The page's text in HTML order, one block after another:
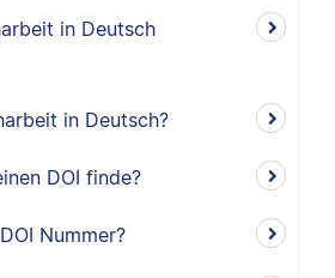
in Deutsch
in Deutsch?
DOI finde?
Nummer?